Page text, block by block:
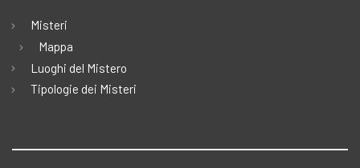
Misteri
Mappa
Luoghi del Mistero
Tipologie dei Misteri